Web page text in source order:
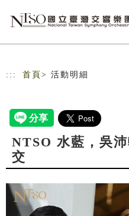
::: 首頁 > 活動明細
NTSO 水藍，吳
交